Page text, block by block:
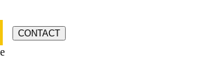
CONTACT